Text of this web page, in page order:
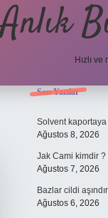
Anlık
Hızlı
Son Yazılar
Solvent
Ağustos 8, 2026
Jak Cami kimdir ?
Ağustos 7, 2026
Bazlar cildi
Ağustos 6, 2026